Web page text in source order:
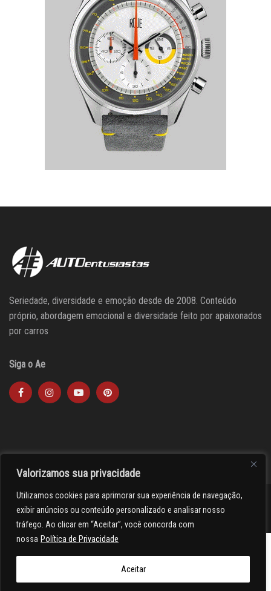
Valorizamos sua privacidade
Utilizamos cookies para aprimorar sua experiência de navegação,
exibir anúncios ou conteúdo personalizado e analisar nosso
tráfego. Ao clicar em “Aceitar”, você concorda com
nossa Política de Privacidade
Aceitar
Seriedade, diversidade e emoção desde de 2008. Conteúdo
próprio, abordagem emocional e diversidade feito por apaixonados
por carros
Siga o Ae
><(((º> 17